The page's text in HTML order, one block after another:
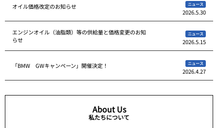
オイル価格改定のお知らせ ニュース
2026.5.30
エンジンオイル（油脂類）等の供給量と価格変更のお知
らせ
ニュース
2026.5.15
「BMW GWキャンペーン」開催決定！ ニュース
2026.4.27
About Us
私たちについて